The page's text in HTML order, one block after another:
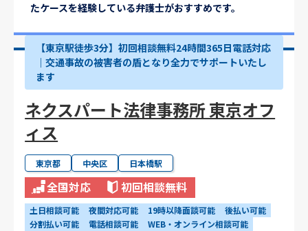
たケースを経験している弁護士がおすすめです。
【東京駅徒歩3分】初回相談無料24時間365日電話対応
｜交通事故の被害者の盾となり全力でサポートいたし
ます
ネクスパート法律事務所 東京オフ
ィス
東京都 中央区 日本橋駅
全国対応 初回相談無料
土日相談可能 夜間対応可能 19時以降面談可能
後払い可能
分割払い可能
電話相談可能
WEB・オンライン相談可能